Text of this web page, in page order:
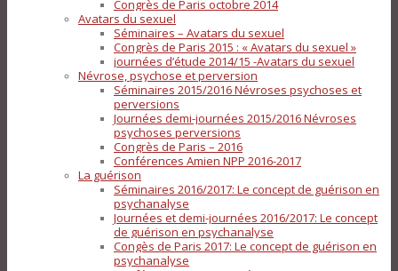
Congrès de Paris octobre 2014
Avatars du sexuel
Séminaires – Avatars du sexuel
Congrès de Paris 2015 : « Avatars du sexuel »
journées d’étude 2014/15 -Avatars du sexuel
Névrose, psychose et perversion
Séminaires 2015/2016 Névroses psychoses et
perversions
Journées demi-journées 2015/2016 Névroses
psychoses perversions
Congrès de Paris – 2016
Conférences Amien NPP 2016-2017
La guérison
Séminaires 2016/2017: Le concept de guérison en
psychanalyse
Journées et demi-journées 2016/2017: Le concept
de guérison en psychanalyse
Congès de Paris 2017: Le concept de guérison en
psychanalyse